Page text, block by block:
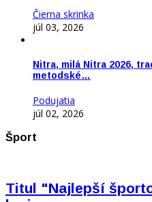
Čierna skrinka
júl 03, 2026
Nitra, milá Nitra 2026,
metodské…
Podujatia
júl 02, 2026
Šport
Titul "Najlepší